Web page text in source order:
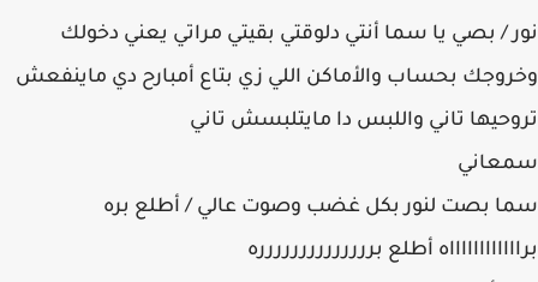
نور / بصي يا سما أنتي دلوقتي بقيتي مراتي يعني دخولك
وخروجك بحساب والأماكن اللي زي بتاع أمبارح دي ماينفعش
تروحيها تاني واللبس دا مايتلبسش تاني
سمعاني
سما بصت لنور بكل غضب وصوت عالي / أطلع بره
برااااااااااااه أطلع برررررررررررررره